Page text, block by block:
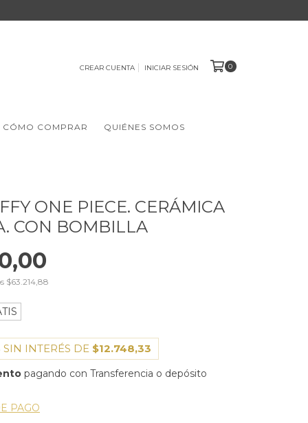
CREAR CUENTA INICIAR SESIÓN 0
CÓMO COMPRAR QUIÉNES SOMOS
ONE PIECE. CERÁMICA
CON BOMBILLA
$63.214,88
SIN INTERÉS DE $12.748,33
pagando con Transferencia o depósito
PAGO